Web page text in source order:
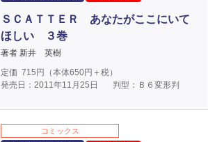
ＳＣＡＴＴＥＲ あなたがここにいて
ほしい ３巻
著者 新井 英樹
定価 715 円（本体650円＋税）
発売日：2011年11月25日
判型：Ｂ６変形判
コミックス